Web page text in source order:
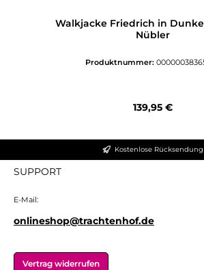
Walkjacke Friedrich in
Nübler
Produktnummer:
Regulärer Preis:
139,95 €
Kostenlose Rücksendung
SUPPORT
E-Mail:
onlineshop@trachtenhof.de
Vertrag widerrufen